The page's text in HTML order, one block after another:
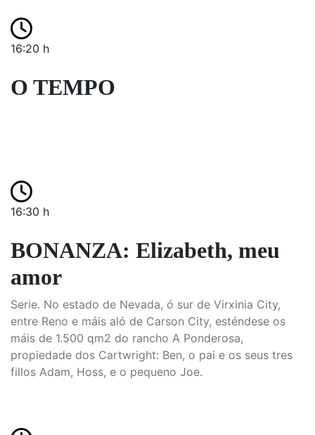
16:20 h
O TEMPO
16:30 h
BONANZA: Elizabeth, meu
amor
Serie. No estado de Nevada, ó sur de Virxinia City,
entre Reno e máis aló de Carson City, esténdese os
máis de 1.500 qm2 do rancho A Ponderosa,
propiedade dos Cartwright: Ben, o pai e os seus tres
fillos Adam, Hoss, e o pequeno Joe.